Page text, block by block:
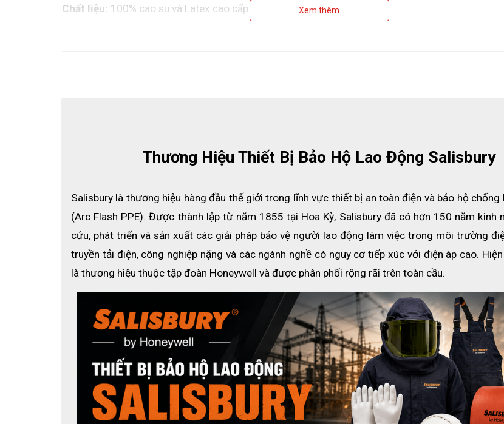
Chất liệu: 100% cao su và Latex cao cấp
Xem thêm
Thương Hiệu Thiết Bị Bảo Hộ Lao Động Salisbury
Salisbury là thương hiệu hàng đầu thế giới trong lĩnh vực thiết bị an toàn điện và bảo hộ chống
(Arc Flash PPE). Được thành lập từ năm 1855 tại Hoa Kỳ, Salisbury đã có hơn 150 năm kinh
cứu, phát triển và sản xuất các giải pháp bảo vệ người lao động làm việc trong môi trường
truyền tải điện, công nghiệp nặng và các ngành nghề có nguy cơ tiếp xúc với điện áp cao. Hiện
là thương hiệu thuộc tập đoàn Honeywell và được phân phối rộng rãi trên toàn cầu.